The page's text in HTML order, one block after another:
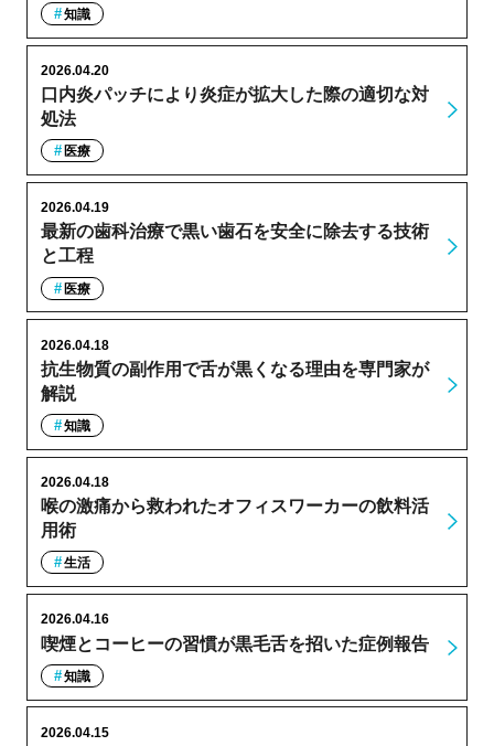
知識
口内炎パッチにより炎症が拡大した際の適切な対
処法
2026.04.20
医療
最新の歯科治療で黒い歯石を安全に除去する技術
と工程
2026.04.19
医療
抗生物質の副作用で舌が黒くなる理由を専門家が
解説
2026.04.18
知識
喉の激痛から救われたオフィスワーカーの飲料活
用術
2026.04.18
生活
喫煙とコーヒーの習慣が黒毛舌を招いた症例報告
2026.04.16
知識
2026.04.15